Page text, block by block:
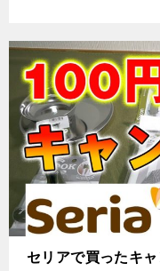
セリアで買ったキ